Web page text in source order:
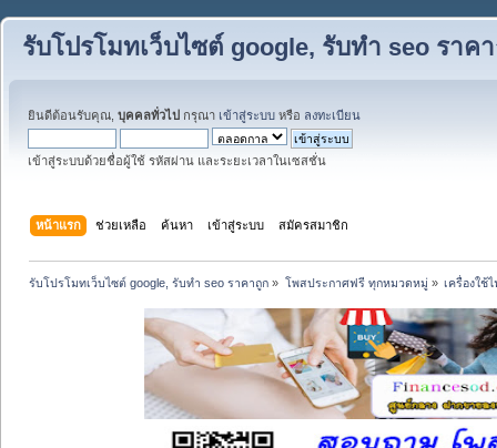
รับโปรโมทเว็บไซต์ google, รับทำ seo ราค
ยินดีต้อนรับคุณ, บุคคลทั่วไป กรุณา เข้าสู่ระบบ หรือ ลงทะเบียน
เข้าสู่ระบบด้วยชื่อผู้ใช้ รหัสผ่าน และระยะเวลาในเซสชั่น
หน้าแรก ช่วยเหลือ ค้นหา เข้าสู่ระบบ สมัครสมาชิก
รับโปรโมทเว็บไซต์ google, รับทำ seo ราคาถูก » โพสประกาศฟรี ทุกหมวดหมู่» เครื่องใช้